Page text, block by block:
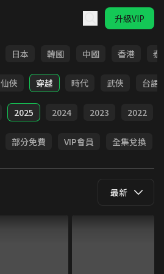
升級VIP
日本 韓國 中國 香港 泰
仙俠 穿越 時代 武俠 台語
2025 2024 2023 2022
部分免費 VIP會員 全集兌換
最新